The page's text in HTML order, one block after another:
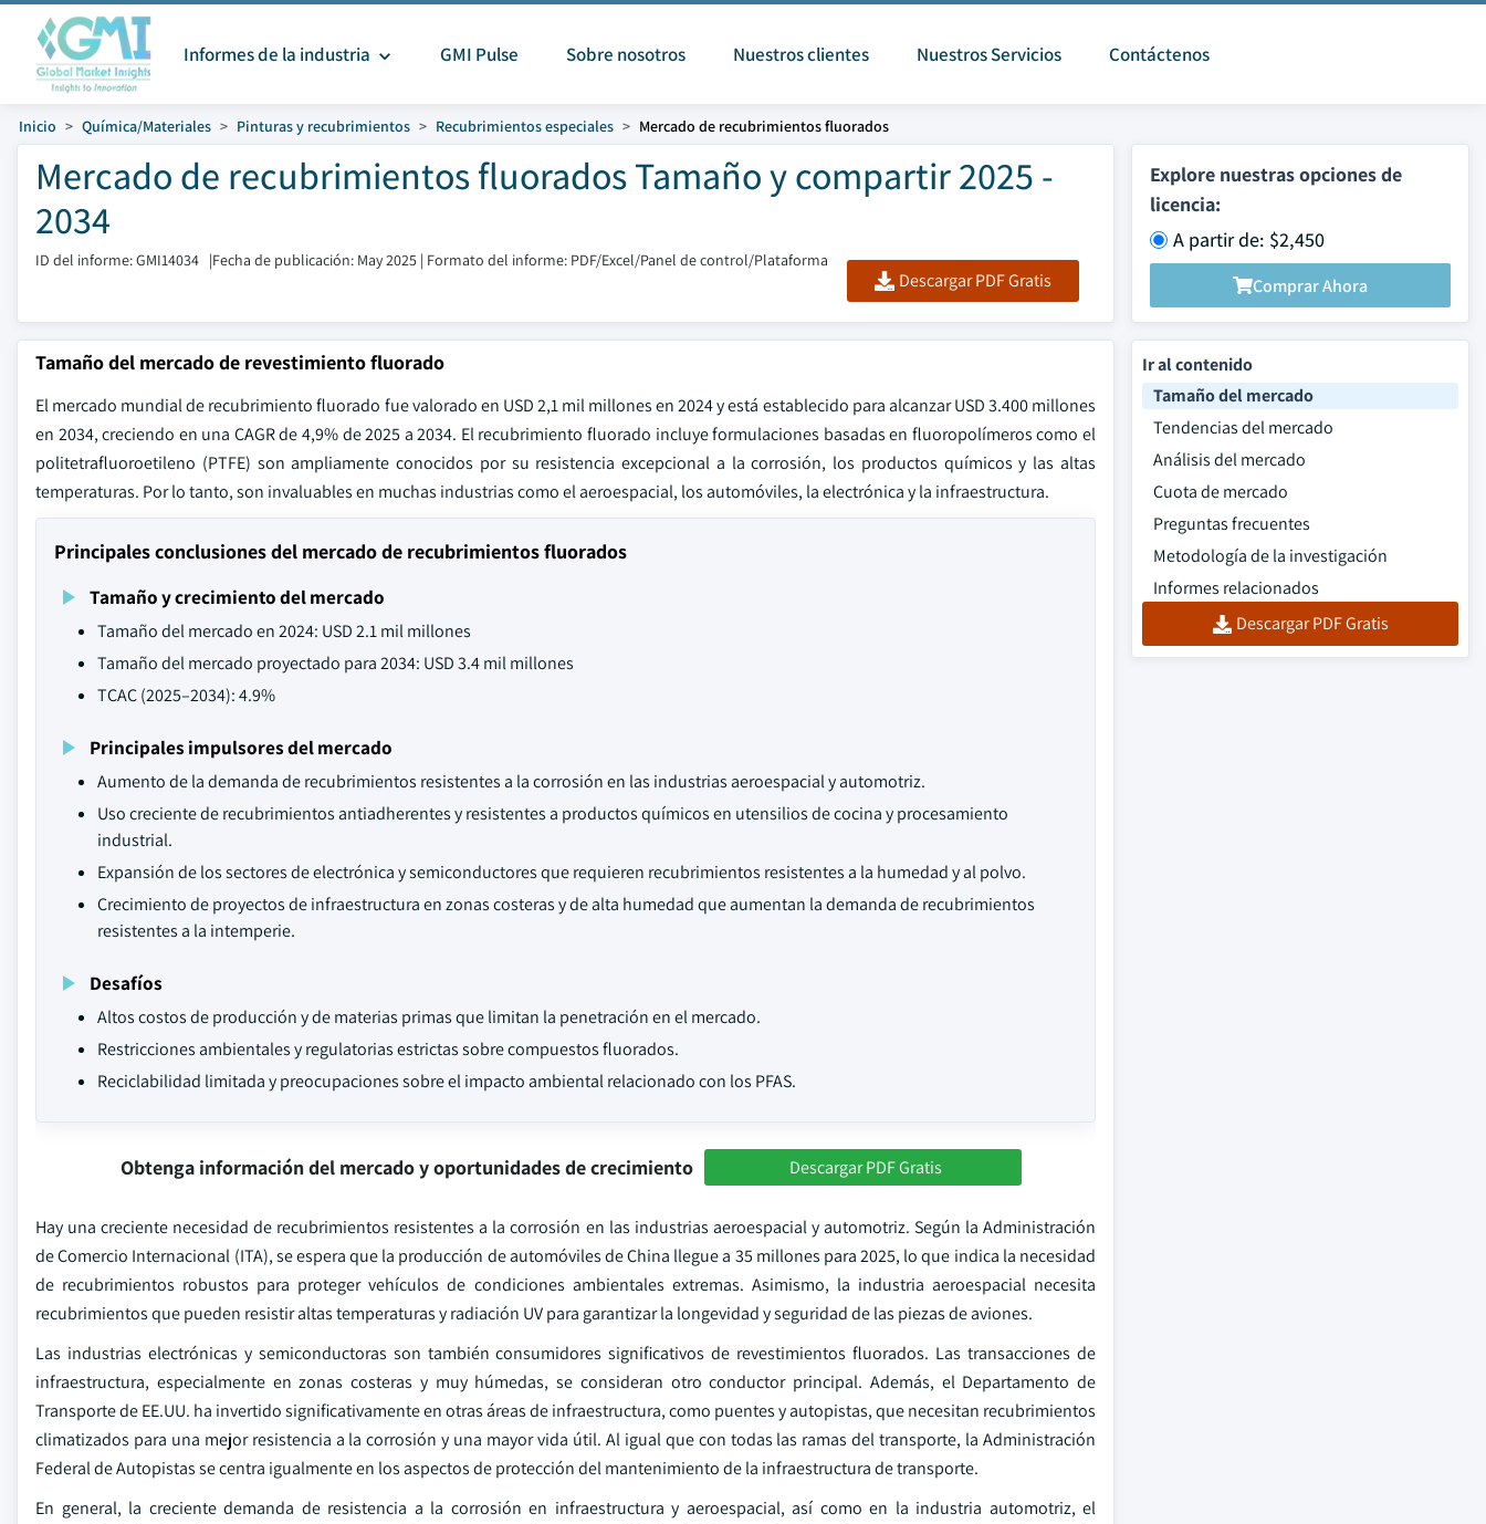
Informes de la industria GMI Pulse Sobre nosotros Nuestros clientes Nuestros Servicios Contáctenos
Inicio Química/Materiales Pinturas y recubrimientos Recubrimientos especiales Mercado de recubrimientos fluorados
Mercado de recubrimientos fluorados Tamaño y compartir 2025 -
2034
ID del informe: GMI14034 |Fecha de publicación: May 2025 | Formato del informe: PDF/Excel/Panel de control/Plataforma
Descargar PDF Gratis
Explore nuestras opciones de
licencia:
A partir de: $2,450
Comprar Ahora
Tamaño del mercado de revestimiento fluorado
El mercado mundial de recubrimiento fluorado fue valorado en USD 2,1 mil millones en 2024 y está establecido para alcanzar USD 3.400 millones
en 2034, creciendo en una CAGR de 4,9% de 2025 a 2034. El recubrimiento fluorado incluye formulaciones basadas en fluoropolímeros como el
politetrafluoroetileno (PTFE) son ampliamente conocidos por su resistencia excepcional a la corrosión, los productos químicos y las altas
temperaturas. Por lo tanto, son invaluables en muchas industrias como el aeroespacial, los automóviles, la electrónica y la infraestructura.
Principales conclusiones del mercado de recubrimientos fluorados
Tamaño y crecimiento del mercado
Tamaño del mercado en 2024: USD 2.1 mil millones
Tamaño del mercado proyectado para 2034: USD 3.4 mil millones
TCAC (2025–2034): 4.9%
Principales impulsores del mercado
Aumento de la demanda de recubrimientos resistentes a la corrosión en las industrias aeroespacial y automotriz.
Uso creciente de recubrimientos antiadherentes y resistentes a productos químicos en utensilios de cocina y procesamiento
industrial.
Expansión de los sectores de electrónica y semiconductores que requieren recubrimientos resistentes a la humedad y al polvo.
Crecimiento de proyectos de infraestructura en zonas costeras y de alta humedad que aumentan la demanda de recubrimientos
resistentes a la intemperie.
Desafíos
Altos costos de producción y de materias primas que limitan la penetración en el mercado.
Restricciones ambientales y regulatorias estrictas sobre compuestos fluorados.
Reciclabilidad limitada y preocupaciones sobre el impacto ambiental relacionado con los PFAS.
Obtenga información del mercado y oportunidades de crecimiento Descargar PDF Gratis
Hay una creciente necesidad de recubrimientos resistentes a la corrosión en las industrias aeroespacial y automotriz. Según la Administración
de Comercio Internacional (ITA), se espera que la producción de automóviles de China llegue a 35 millones para 2025, lo que indica la necesidad
de recubrimientos robustos para proteger vehículos de condiciones ambientales extremas. Asimismo, la industria aeroespacial necesita
recubrimientos que pueden resistir altas temperaturas y radiación UV para garantizar la longevidad y seguridad de las piezas de aviones.
Las industrias electrónicas y semiconductoras son también consumidores significativos de revestimientos fluorados. Las transacciones de
infraestructura, especialmente en zonas costeras y muy húmedas, se consideran otro conductor principal. Además, el Departamento de
Transporte de EE.UU. ha invertido significativamente en otras áreas de infraestructura, como puentes y autopistas, que necesitan recubrimientos
climatizados para una mejor resistencia a la corrosión y una mayor vida útil. Al igual que con todas las ramas del transporte, la Administración
Federal de Autopistas se centra igualmente en los aspectos de protección del mantenimiento de la infraestructura de transporte.
En general, la creciente demanda de resistencia a la corrosión en infraestructura y aeroespacial, así como en la industria automotriz, el
Ir al contenido
Tamaño del mercado
Tendencias del mercado
Análisis del mercado
Cuota de mercado
Preguntas frecuentes
Metodología de la investigación
Informes relacionados
Descargar PDF Gratis